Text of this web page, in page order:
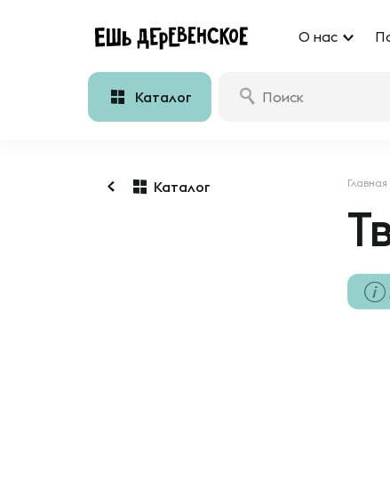
О нас
Каталог
Каталог Главная